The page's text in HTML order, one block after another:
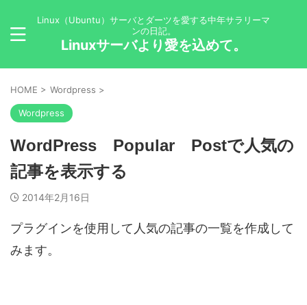
Linux（Ubuntu）サーバとダーツを愛する中年サラリーマ
ンの日記。
Linuxサーバより愛を込めて。
HOME > Wordpress >
Wordpress
WordPress Popular Postで人気の
記事を表示する
2014年2月16日
プラグインを使用して人気の記事の一覧を作成して
みます。